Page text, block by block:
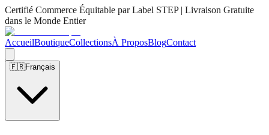
Certifié Commerce Équitable par Label STEP | Livraison Gratuite
dans le Monde Entier
AccueilBoutiqueCollectionsÀ ProposBlogContact
🇫🇷Français